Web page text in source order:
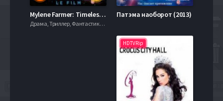
Mylene Farmer: Timeless 2013 - Le Film (2013)
Драма, Триллер, Фантастика, 2013, 720hd, mobilen
Патэма наоборот (2013)
HDTVRip